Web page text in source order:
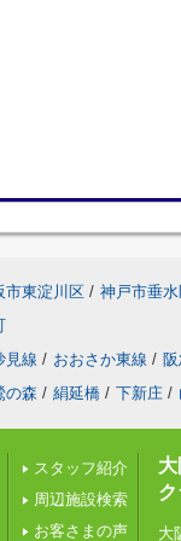
市東淀川区 / 神戸市垂
見線 / おおさか東線 /
の森 / 絹延橋 / 下新庄 /
スタッフ紹介
周辺施設検索
お客さまの声
大